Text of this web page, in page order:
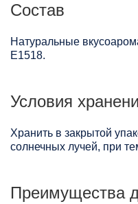
Состав
Натуральные
Е1518.
Условия
Хранить в закрытой
солнечных лучей, при
Преимущества